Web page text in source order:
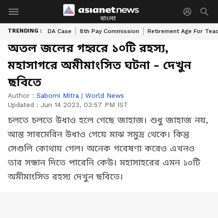
বাংলা
TRENDING : DA Case 8th Pay Commission Retirement Age For
অতল জলের গহ্বরে ১০টি রহস্য,
মহাসাগরে অমীমাংসিত ঘটনা - দেখুন
ছবিতে
Author : Saborni Mitra | World News
Updated : Jun 14 2023, 03:57 PM IST
চলতে চলতে উধাও হলে গেছে জাহাজ। শুধু জাহাজ নয়,
আস্ত সাবমেরিন উধাও গেয়ে মাঝ সমুদ্র থেকে। কিন্তু
সেগুলি কোথায় গেল। অনেক গবেষণা করেও এখনও
তার সন্ধান দিতে পারেনি কেউ। মহাসাহরের এমন ১০টি
অমীমাংসিত রহস্য দেখুন ছবিতে।